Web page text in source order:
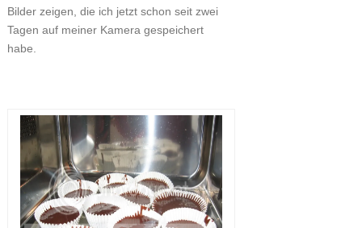
Bilder zeigen, die ich jetzt schon seit zwei
Tagen auf meiner Kamera gespeichert
habe.